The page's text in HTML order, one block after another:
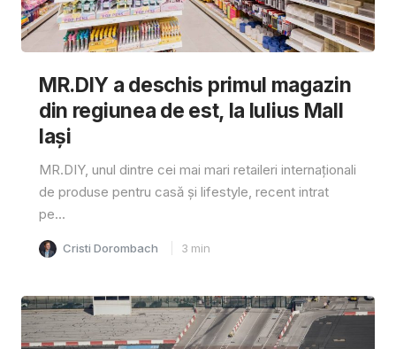
MR.DIY a deschis primul magazin
din regiunea de est, la Iulius Mall
Iași
MR.DIY, unul dintre cei mai mari retaileri internaționali
de produse pentru casă și lifestyle, recent intrat
pe...
Cristi Dorombach 3 min